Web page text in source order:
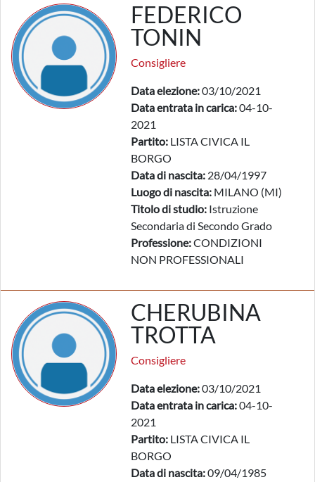
FEDERICO
TONIN
Consigliere
Data elezione:03/10/2021
Data entrata in carica:04-10-
2021
Partito: LISTA CIVICA IL
BORGO
Data di nascita: 28/04/1997
Luogo di nascita: MILANO (MI)
Titolo di studio: Istruzione
Secondaria di Secondo Grado
Professione:CONDIZIONI
NON PROFESSIONALI
CHERUBINA
TROTTA
Consigliere
Data elezione:03/10/2021
Data entrata in carica:04-10-
2021
Partito: LISTA CIVICA IL
BORGO
Data di nascita:09/04/1985